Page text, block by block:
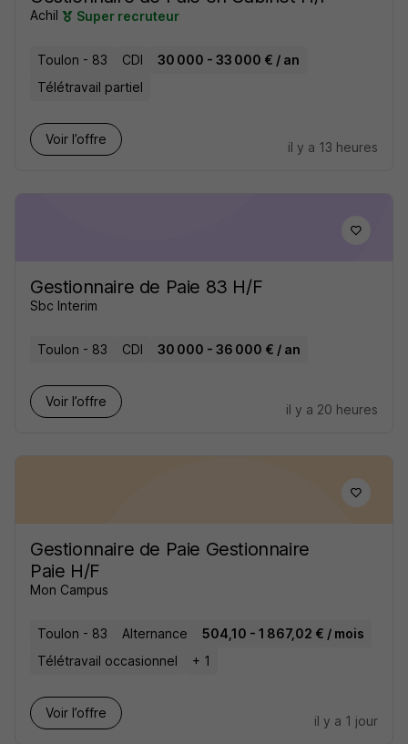
Achil Super recruteur
Toulon - 83 CDI
30 000 - 33 000 € / an
Télétravail partiel
Voir l’offre
il y a 13 heures
Gestionnaire de Paie 83 H/F
Sbc Interim
Toulon - 83 CDI 30 000 - 36 000 € / an
Voir l’offre
il y a 20 heures
Gestionnaire de Paie Gestionnaire
Paie H/F
Mon Campus
Toulon - 83 Alternance
504,10 - 1 867,02 € / mois
Télétravail occasionnel
+ 1
Voir l’offre
il y a 1 jour